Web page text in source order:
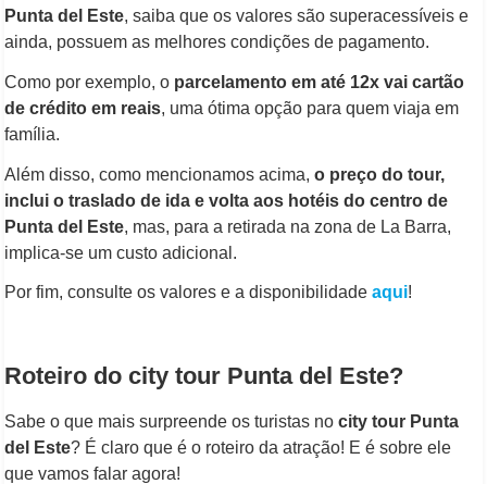
Punta del Este, saiba que os valores são superacessíveis e
ainda, possuem as melhores condições de pagamento.
Como por exemplo, o parcelamento em até 12x vai cartão
de crédito em reais, uma ótima opção para quem viaja em
família.
Além disso, como mencionamos acima, o preço do tour,
inclui o traslado de ida e volta aos hotéis do centro de
Punta del Este, mas, para a retirada na zona de La Barra,
implica-se um custo adicional.
Por fim, consulte os valores e a disponibilidade aqui!
Roteiro do city tour Punta del Este?
Sabe o que mais surpreende os turistas no city tour Punta
del Este? É claro que é o roteiro da atração! E é sobre ele
que vamos falar agora!